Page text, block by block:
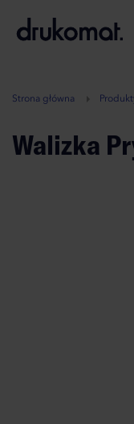
A
Strona główna
Walizka